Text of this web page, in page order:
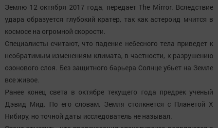
Землю 12 октября 2017 года, передает The Mirror. Вследствие
удара образуется глубокий кратер, так как астероид мчится в
космосе на огромной скорости.
Специалисты считают, что падение небесного тела приведет к
необратимым изменениям климата, в частности, к разрушению
озонового слоя. Без защитного барьера Солнце убьет на Земле
все живое.
Ранее конец света в октябре текущего года предрек ученый
Дэвид Мид. По его словам, Земля столкнется с Планетой Х
Нибиру, но точной даты исследователь не называл.